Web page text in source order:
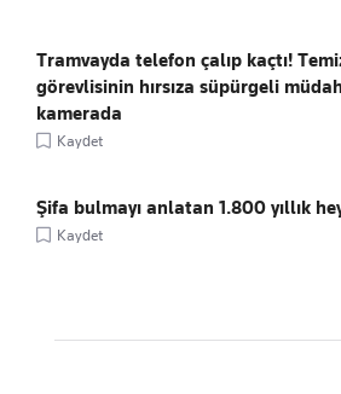
Tramvayda telefon çalıp kaçtı!
görevlisinin hırsıza süpürgeli
kamerada
Kaydet
Şifa bulmayı anlatan 1.800 yıllık
Kaydet